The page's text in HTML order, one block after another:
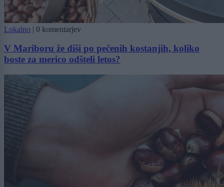
Lokalno | 0 komentarjev
V Mariboru že diši po pečenih kostanjih, koliko
boste za merico odšteli letos?